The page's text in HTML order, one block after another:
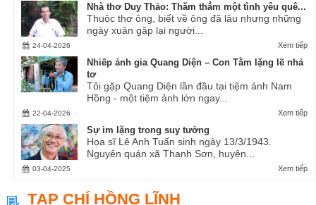
Nhà thơ Duy Thảo: Thăm thẳm một tình yêu quê...
Thuộc thơ ông, biết về ông đã lâu nhưng những
ngày xuân gặp lại người...
Xem tiếp
24-04-2026
Nhiếp ảnh gia Quang Diện – Con Tằm lặng lẽ nhả
tơ
Tôi gặp Quang Diện lần đầu tại tiệm ảnh Nam
Hồng - một tiệm ảnh lớn ngay...
Xem tiếp
22-04-2026
Sự im lặng trong suy tưởng
Họa sĩ Lê Anh Tuấn sinh ngày 13/3/1943.
Nguyên quán xã Thanh Sơn, huyện...
Xem tiếp
03-04-2025
TẠP CHÍ HỒNG LĨNH